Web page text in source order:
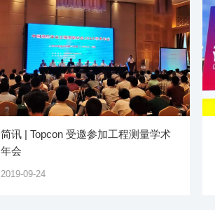
简讯 | Topcon 受邀参加工程测量学术
年会
2019-09-24